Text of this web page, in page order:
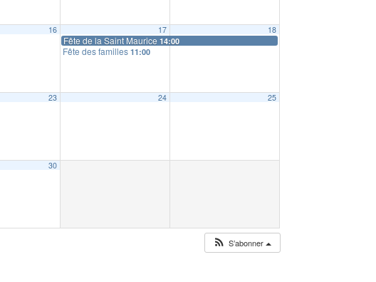
16 17
Fête de la Saint Maurice14:00
Fête des familles11:00
18
23 24 25
30
S’abonner